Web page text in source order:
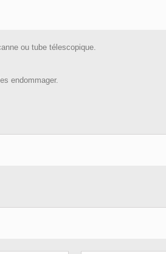
ou tube télescopique.
endommager.